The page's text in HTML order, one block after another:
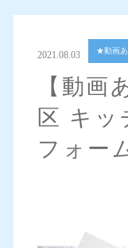
2021.08.03 ★動画あ
【動画
区 キッ
フォー